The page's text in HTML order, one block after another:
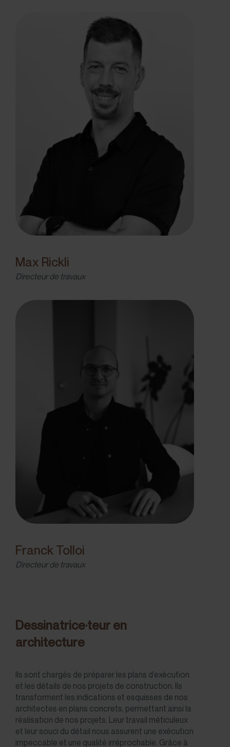
Max Rickli
Directeur de travaux
Franck Tolloi
Directeur de travaux
Dessinatrice·teur en
architecture
Ils sont chargés de préparer les plans d’exécution
et les détails de nos projets de construction. Ils
transforment les indications et esquisses de nos
architectes en plans concrets, permettant ainsi la
réalisation de nos projets. Leur travail méticuleux
et leur souci du détail nous assurent une exécution
impeccable et une qualité irréprochable. Grâce à